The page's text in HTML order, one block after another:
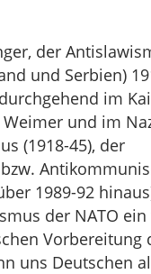
der
und Serbien)
im
und im
(1918-45), der
1989-92
der NATO
Vorbereitung
uns Deutschen